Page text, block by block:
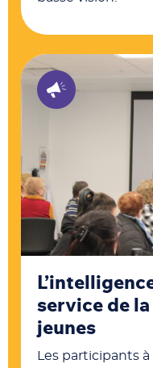
service de
jeunes
Les participants